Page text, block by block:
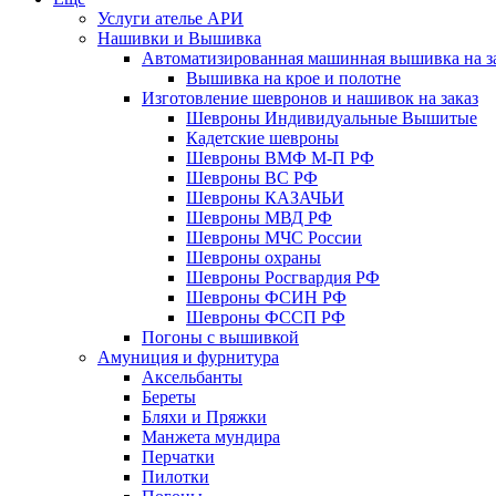
Услуги ателье АРИ
Нашивки и Вышивка
Автоматизированная машинная вышивка на
Вышивка на крое и полотне
Изготовление шевронов и нашивок на заказ
Шевроны Индивидуальные Вышитые
Кадетские шевроны
Шевроны ВМФ М-П РФ
Шевроны ВС РФ
Шевроны КАЗАЧЬИ
Шевроны МВД РФ
Шевроны МЧС России
Шевроны охраны
Шевроны Росгвардия РФ
Шевроны ФСИН РФ
Шевроны ФССП РФ
Погоны с вышивкой
Амуниция и фурнитура
Аксельбанты
Береты
Бляхи и Пряжки
Манжета мундира
Перчатки
Пилотки